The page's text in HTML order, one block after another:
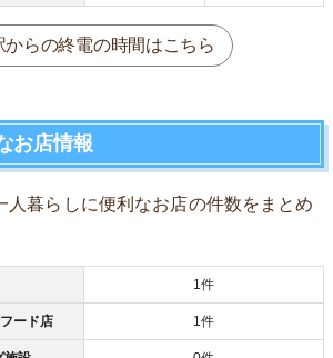
からの終電の時間はこちら
お店情報
人暮らしに便利なお店の件数をまとめ
1件
ード店 1件